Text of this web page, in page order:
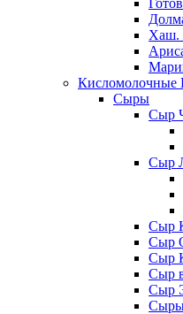
Хаш.
Кисломолочные
Сыры
Сыр
Сыр
Сыр
Сыр
Сыр
Сыр
Сыр